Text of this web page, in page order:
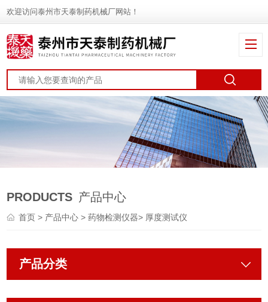
欢迎访问泰州市天泰制药机械厂网站！
PRODUCTS 产品中心
首页> 产品中心>药物检测仪器> 厚度测试仪
产品分类